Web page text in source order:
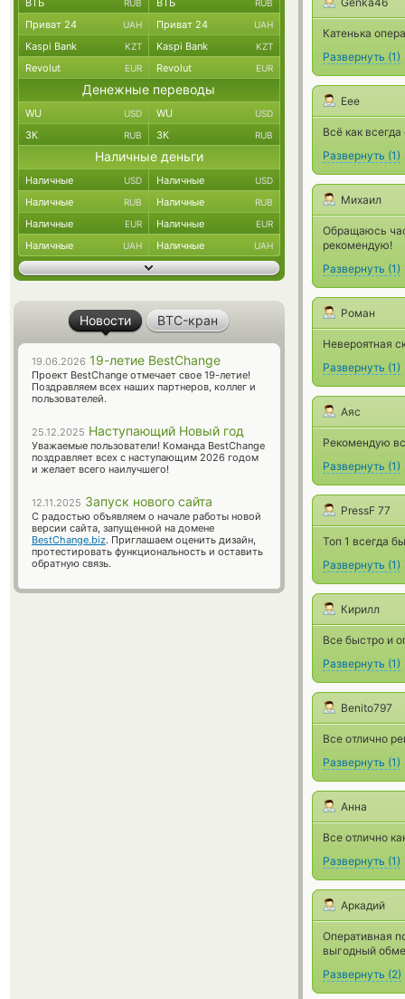
Катенька
Развернуть (1)
Еее
Всё как
Развернуть (1)
Михаил
Обращаюсь
рекомендую!
Развернуть (1)
Роман
Невероятная
Развернуть (1)
Аяс
Рекомендую
Развернуть (1)
PressF 77
Топ 1 всегда
Развернуть (1)
Кирилл
Все быстро и
Развернуть (1)
Benito797
Все отлично
Развернуть (1)
Анна
Все отлично
Развернуть (1)
Аркадий
Оперативная
выгодный
Развернуть (2)
ВТБ RUB ВТБ RUB
Приват 24 UAH Приват 24 UAH
Kaspi Bank KZT Kaspi Bank KZT
Revolut EUR Revolut EUR
Денежные переводы
WU USD WU USD
ЗК RUB ЗК RUB
Наличные деньги
Наличные USD Наличные USD
Наличные RUB Наличные RUB
Наличные EUR Наличные EUR
Наличные UAH Наличные UAH
Новости BTC-кран
19.06.2026 19-летие BestChange
Проект BestChange отмечает свое 19-летие!
Поздравляем всех наших партнеров, коллег и
пользователей.
25.12.2025 Наступающий Новый год
Уважаемые пользователи! Команда BestChange
поздравляет всех с наступающим 2026 годом
и желает всего наилучшего!
12.11.2025 Запуск нового сайта
С радостью объявляем о начале работы новой
версии сайта, запущенной на домене
BestChange.biz. Приглашаем оценить дизайн,
протестировать функциональность и оставить
обратную связь.